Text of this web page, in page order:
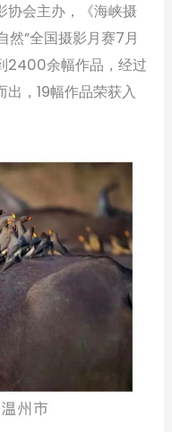
协会主办，《海峡摄
然”全国摄影月赛7月
2400余幅作品，经过
出，19幅作品荣获入